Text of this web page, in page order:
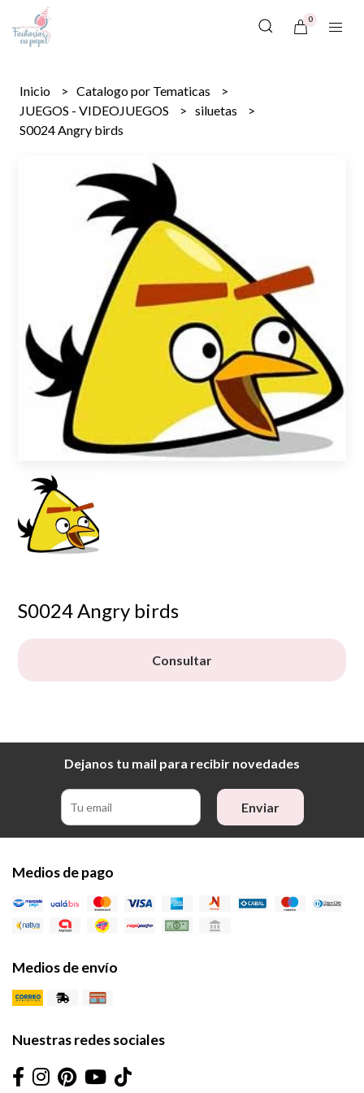
0
Inicio
Catalogo por Tematicas
JUEGOS - VIDEOJUEGOS
siluetas
S0024 Angry birds
S0024 Angry birds
Consultar
Dejanos tu mail para recibir novedades
Enviar
Medios de pago
Medios de envío
Nuestras redes sociales